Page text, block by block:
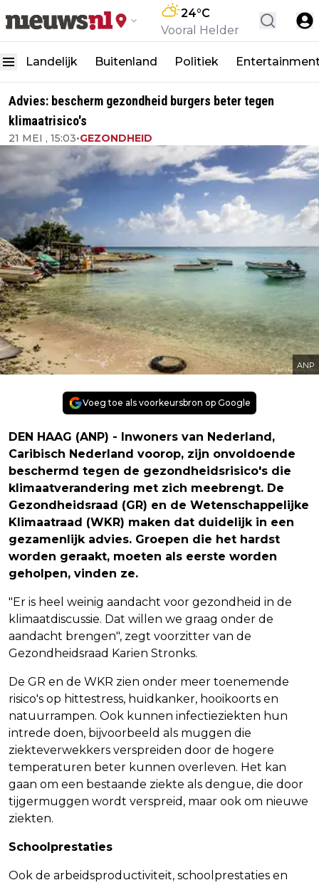
24°C
Vooral Helder
Landelijk Buitenland Politiek
Advies: bescherm gezondheid burgers beter tegen
klimaatrisico's
21 MEI , 15:03•GEZONDHEID
ANP
Voeg toe als voorkeursbron op Google
DEN HAAG (ANP) - Inwoners van Nederland,
Caribisch Nederland voorop, zijn onvoldoende
beschermd tegen de gezondheidsrisico's die
klimaatverandering met zich meebrengt. De
Gezondheidsraad (GR) en de Wetenschappelijke
Klimaatraad (WKR) maken dat duidelijk in een
gezamenlijk advies. Groepen die het hardst
worden geraakt, moeten als eerste worden
geholpen, vinden ze.
"Er is heel weinig aandacht voor gezondheid in de
klimaatdiscussie. Dat willen we graag onder de
aandacht brengen", zegt voorzitter van de
Gezondheidsraad Karien Stronks.
De GR en de WKR zien onder meer toenemende
risico's op hittestress, huidkanker, hooikoorts en
natuurrampen. Ook kunnen infectieziekten hun
intrede doen, bijvoorbeeld als muggen die
ziekteverwekkers verspreiden door de hogere
temperaturen beter kunnen overleven. Het kan
gaan om een bestaande ziekte als dengue, die door
tijgermuggen wordt verspreid, maar ook om nieuwe
ziekten.
Schoolprestaties
Ook de arbeidsproductiviteit, schoolprestaties en